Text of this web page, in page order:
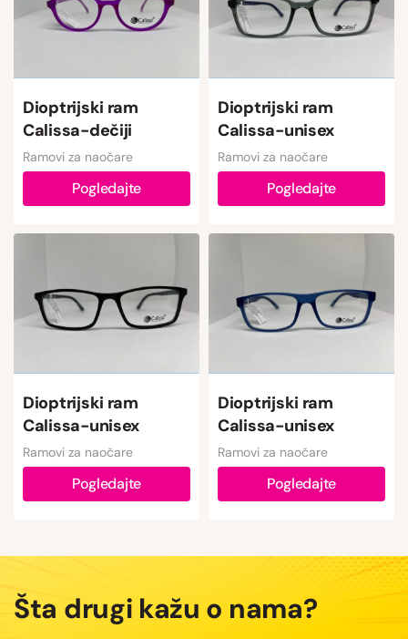
Dioptrijski ram
Calissa-dečiji
Ramovi za naočare
Pogledajte
Dioptrijski ram
Calissa-unisex
Ramovi za naočare
Pogledajte
Dioptrijski ram
Calissa-unisex
Ramovi za naočare
Pogledajte
Dioptrijski ram
Calissa-unisex
Ramovi za naočare
Pogledajte
Šta drugi kažu o nama?